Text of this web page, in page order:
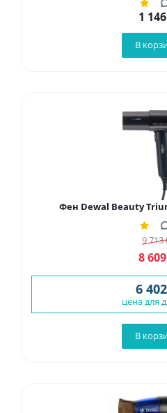
1 146
В
Фен Dewal Beauty
9 713
8 609
6
цена для
В